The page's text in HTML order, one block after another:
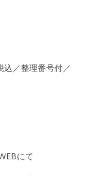
／整理番号付／
にて